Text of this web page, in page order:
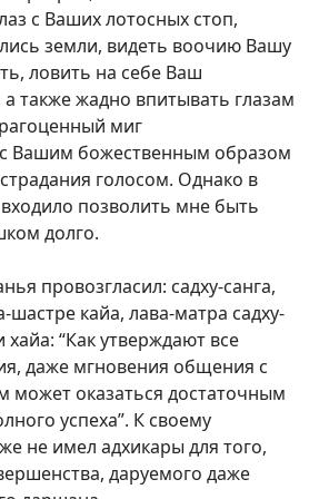
с Ваших лотосных стоп,
земли, видеть воочию Вашу
ловить на себе Ваш
также жадно впитывать глазам
миг
Вашим божественным образом
голосом. Однако в
позволить мне быть
долго.
провозгласил: садху-санга,
шастре кайа, лава-матра садху-
хайа: “Как утверждают все
даже мгновения общения с
может оказаться достаточным
успеха”. К своему
не имел адхикары для того,
даруемого даже